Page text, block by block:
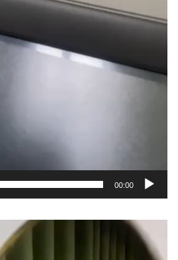
00:00
مشغل
الفيديو